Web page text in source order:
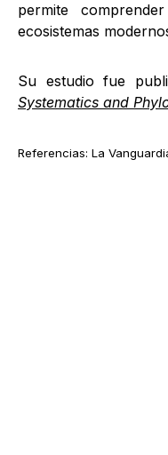
permite
ecosistemas
Su estudio fue
Systematics and
Referencias: La